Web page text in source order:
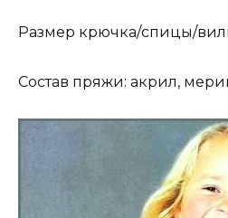
Размер крючка/спицы/
Состав пряжи: акрил,